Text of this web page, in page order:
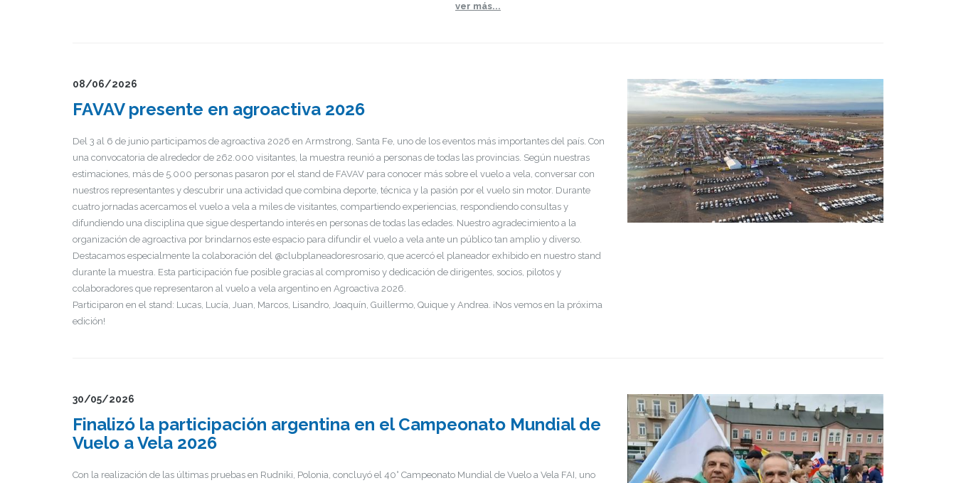
ver más...
08/06/2026
FAVAV presente en agroactiva 2026
Del 3 al 6 de junio participamos de agroactiva 2026 en Armstrong, Santa Fe, uno de los eventos más importantes del país. Con
una convocatoria de alrededor de 262.000 visitantes, la muestra reunió a personas de todas las provincias. Según nuestras
estimaciones, más de 5.000 personas pasaron por el stand de FAVAV para conocer más sobre el vuelo a vela, conversar con
nuestros representantes y descubrir una actividad que combina deporte, técnica y la pasión por el vuelo sin motor. Durante
cuatro jornadas acercamos el vuelo a vela a miles de visitantes, compartiendo experiencias, respondiendo consultas y
difundiendo una disciplina que sigue despertando interés en personas de todas las edades. Nuestro agradecimiento a la
organización de agroactiva por brindarnos este espacio para difundir el vuelo a vela ante un público tan amplio y diverso.
Destacamos especialmente la colaboración del @clubplaneadoresrosario, que acercó el planeador exhibido en nuestro stand
durante la muestra. Esta participación fue posible gracias al compromiso y dedicación de dirigentes, socios, pilotos y
colaboradores que representaron al vuelo a vela argentino en Agroactiva 2026.
Participaron en el stand: Lucas, Lucía, Juan, Marcos, Lisandro, Joaquín, Guillermo, Quique y Andrea. ¡Nos vemos en la próxima
edición!
30/05/2026
Finalizó la participación argentina en el Campeonato Mundial de
Vuelo a Vela 2026
Con la realización de las últimas pruebas en Rudniki, Polonia, concluyó el 40° Campeonato Mundial de Vuelo a Vela FAI, uno